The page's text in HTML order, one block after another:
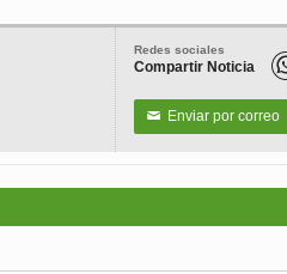
Redes sociales
Compartir Noticia
✉ Enviar por correo